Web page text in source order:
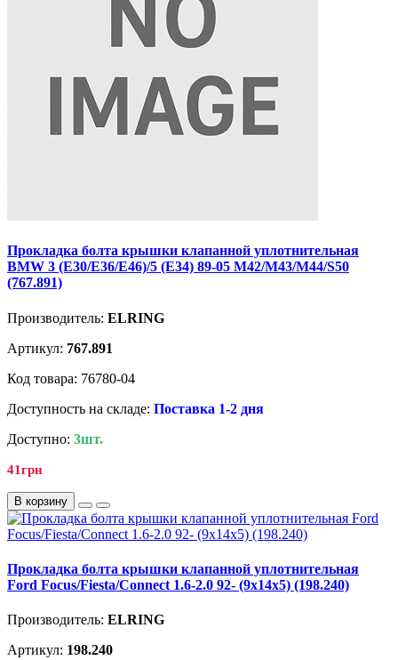
Прокладка болта крышки клапанной уплотнительная
BMW 3 (E30/E36/E46)/5 (E34) 89-05 M42/M43/M44/S50
(767.891)
Производитель: ELRING
Артикул: 767.891
Код товара: 76780-04
Доступность на складе: Поставка 1-2 дня
Доступно: 3шт.
41грн
В корзину
Прокладка болта крышки клапанной уплотнительная
Ford Focus/Fiesta/Connect 1.6-2.0 92- (9x14x5) (198.240)
Производитель: ELRING
Артикул: 198.240